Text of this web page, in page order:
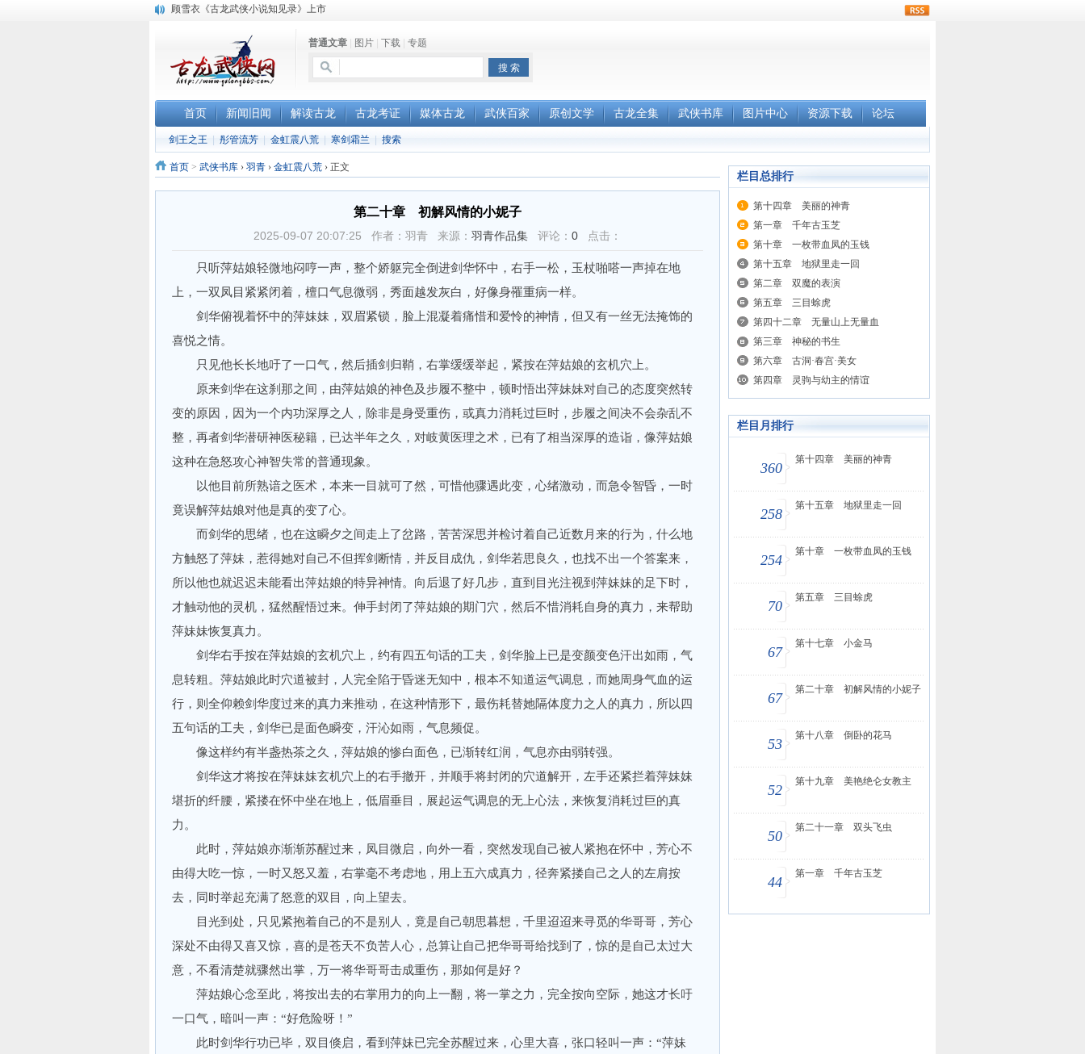
“武侠书库”查缺补漏活动圆满结束
顾雪衣《古龙武侠小说知见录》上市普通文章 图片 下载 专题
首页 新闻旧闻 解读古龙 古龙考证 媒体古龙 武侠百家 原创文学 古龙全集 武侠书库 图片中心 资源下载 论坛
剑王之王 彤管流芳 金虹震八荒 寒剑霜兰 搜索
首页 > 武侠书库 › 羽青 › 金虹震八荒 › 正文
第二十章 初解风情的小妮子
2025-09-07 20:07:25 作者：羽青 来源： 羽青作品集 评论： 0 点击：
只听萍姑娘轻微地闷哼一声，整个娇躯完全倒进剑华怀中，右手一松，玉杖啪嗒一声掉在地
上，一双凤目紧紧闭着，檀口气息微弱，秀面越发灰白，好像身罹重病一样。
剑华俯视着怀中的萍妹妹，双眉紧锁，脸上混凝着痛惜和爱怜的神情，但又有一丝无法掩饰的
喜悦之情。
只见他长长地吁了一口气，然后插剑归鞘，右掌缓缓举起，紧按在萍姑娘的玄机穴上。
原来剑华在这刹那之间，由萍姑娘的神色及步履不整中，顿时悟出萍妹妹对自己的态度突然转
变的原因，因为一个内功深厚之人，除非是身受重伤，或真力消耗过巨时，步履之间决不会杂乱不
整，再者剑华潜研神医秘籍，已达半年之久，对岐黄医理之术，已有了相当深厚的造诣，像萍姑娘
这种在急怒攻心神智失常的普通现象。
以他目前所熟谙之医术，本来一目就可了然，可惜他骤遇此变，心绪激动，而急令智昏，一时
竟误解萍姑娘对他是真的变了心。
而剑华的思绪，也在这瞬夕之间走上了岔路，苦苦深思并检讨着自己近数月来的行为，什么地
方触怒了萍妹，惹得她对自己不但挥剑断情，并反目成仇，剑华若思良久，也找不出一个答案来，
所以他也就迟迟未能看出萍姑娘的特异神情。向后退了好几步，直到目光注视到萍妹妹的足下时，
才触动他的灵机，猛然醒悟过来。伸手封闭了萍姑娘的期门穴，然后不惜消耗自身的真力，来帮助
萍妹妹恢复真力。
剑华右手按在萍姑娘的玄机穴上，约有四五句话的工夫，剑华脸上已是变颜变色汗出如雨，气
息转粗。萍姑娘此时穴道被封，人完全陷于昏迷无知中，根本不知道运气调息，而她周身气血的运
行，则全仰赖剑华度过来的真力来推动，在这种情形下，最伤耗替她隔体度力之人的真力，所以四
五句话的工夫，剑华已是面色瞬变，汗沁如雨，气息频促。
像这样约有半盏热茶之久，萍姑娘的惨白面色，已渐转红润，气息亦由弱转强。
剑华这才将按在萍妹妹玄机穴上的右手撤开，并顺手将封闭的穴道解开，左手还紧拦着萍妹妹
堪折的纤腰，紧搂在怀中坐在地上，低眉垂目，展起运气调息的无上心法，来恢复消耗过巨的真
力。
此时，萍姑娘亦渐渐苏醒过来，凤目微启，向外一看，突然发现自己被人紧抱在怀中，芳心不
由得大吃一惊，一时又怒又羞，右掌毫不考虑地，用上五六成真力，径奔紧搂自己之人的左肩按
去，同时举起充满了怒意的双目，向上望去。
目光到处，只见紧抱着自己的不是别人，竟是自己朝思暮想，千里迢迢来寻觅的华哥哥，芳心
深处不由得又喜又惊，喜的是苍天不负苦人心，总算让自己把华哥哥给找到了，惊的是自己太过大
意，不看清楚就骤然出掌，万一将华哥哥击成重伤，那如何是好？
萍姑娘心念至此，将按出去的右掌用力的向上一翻，将一掌之力，完全按向空际，她这才长吁
一口气，暗叫一声：“好危险呀！”
此时剑华行功已毕，双目倏启，看到萍妹已完全苏醒过来，心里大喜，张口轻叫一声：“萍妹
栏目总排行
第十四章 美丽的神青
第一章 千年古玉芝
第十章 一枚带血凤的玉钱
第十五章 地狱里走一回
第二章 双魔的表演
第五章 三目蜍虎
第四十二章 无量山上无量血
第三章 神秘的书生
第六章 古洞·春宫·美女
第四章 灵驹与幼主的情谊
栏目月排行
360
第十四章 美丽的神青
258
第十五章 地狱里走一回
254
第十章 一枚带血凤的玉钱
70
第五章 三目蜍虎
67
第十七章 小金马
67
第二十章 初解风情的小妮子
53
第十八章 倒卧的花马
52
第十九章 美艳绝仑女教主
50
第二十一章 双头飞虫
44
第一章 千年古玉芝